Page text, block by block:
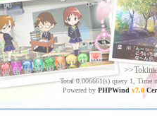
Total 0.006661(s) query 1, Time
Powered by PHPWind v7.0